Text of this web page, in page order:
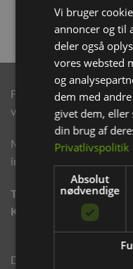
Følg os på de sociale
varer og gode tilbud.
Modtag eksklusive e-
informationer.
TILMELD NYHEDSBREV
KLIK HER.
Din sikkerhed ved tryk
Vi bruger
annoncer og til
deler også
vores websted
og
dem med
givet dem,
din brug af
Privatlivspolitik
Absolut
nødvendige